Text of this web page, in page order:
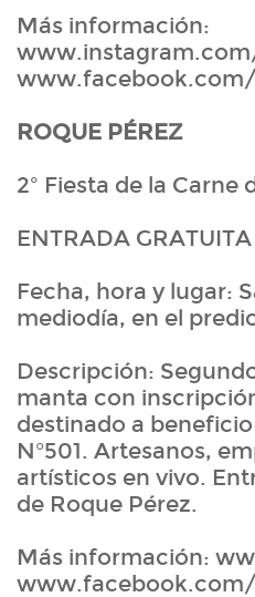
Más información:
www.facebook.com/
ROQUE PÉREZ
2º Fiesta de la Carne
ENTRADA GRATUITA
Fecha, hora y lugar:
mediodía, en el
Descripción:
manta con
destinado a
N°501. Artesanos,
artísticos en vivo.
de Roque Pérez.
Más información: